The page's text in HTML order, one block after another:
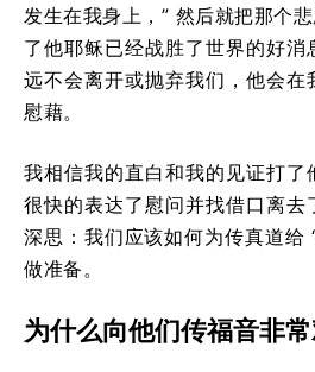
发生在我身上，” 然后就把那个
了他耶稣已经战胜了世界的好消
远不会离开或抛弃我们，他会在
慰藉。
我相信我的直白和我的见证打了
很快的表达了慰问并找借口离去
深思：我们应该如何为传真道给
做准备。
为什么向他们传福音非常